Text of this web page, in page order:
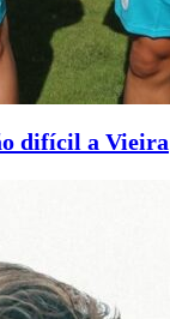
difícil a Vieira